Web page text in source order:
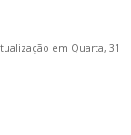
em Quarta, 31